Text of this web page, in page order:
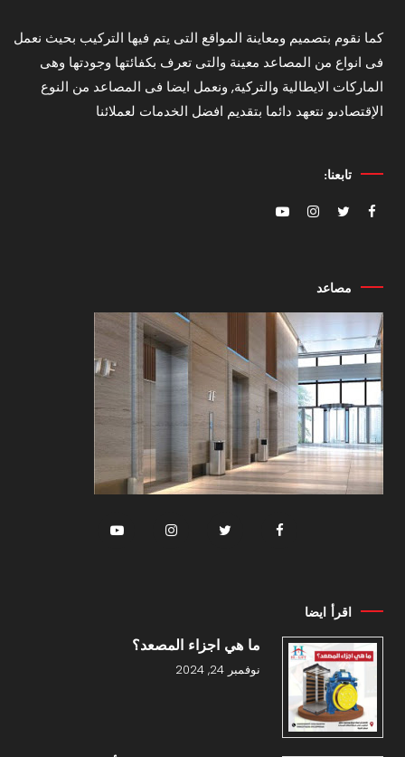
كما نقوم بتصميم ومعاينة المواقع التى يتم فيها التركيب بحيث نعمل
فى انواع من المصاعد معينة والتى تعرف بكفائتها وجودتها وهى
الماركات الايطالية والتركية, ونعمل ايضا فى المصاعد من النوع
الإقتصادىو نتعهد دائما بتقديم افضل الخدمات لعملائنا
تابعنا:
مصاعد
اقرأ ايضا
ما هي اجزاء المصعد؟
نوفمبر 24, 2024